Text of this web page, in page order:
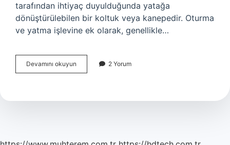
tarafından ihtiyaç duyulduğunda yatağa
dönüştürülebilen bir koltuk veya kanepedir. Oturma
ve yatma işlevine ek olarak, genellikle…
Devamını okuyun Çekyatta
Nasıl
2 Yorum